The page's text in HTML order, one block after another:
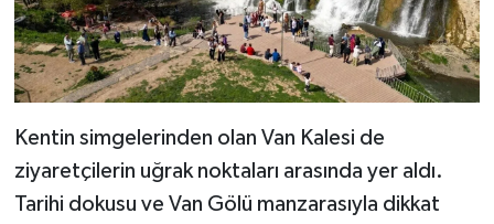
Kentin simgelerinden olan Van Kalesi de
ziyaretçilerin uğrak noktaları arasında yer aldı.
Tarihi dokusu ve Van Gölü manzarasıyla dikkat